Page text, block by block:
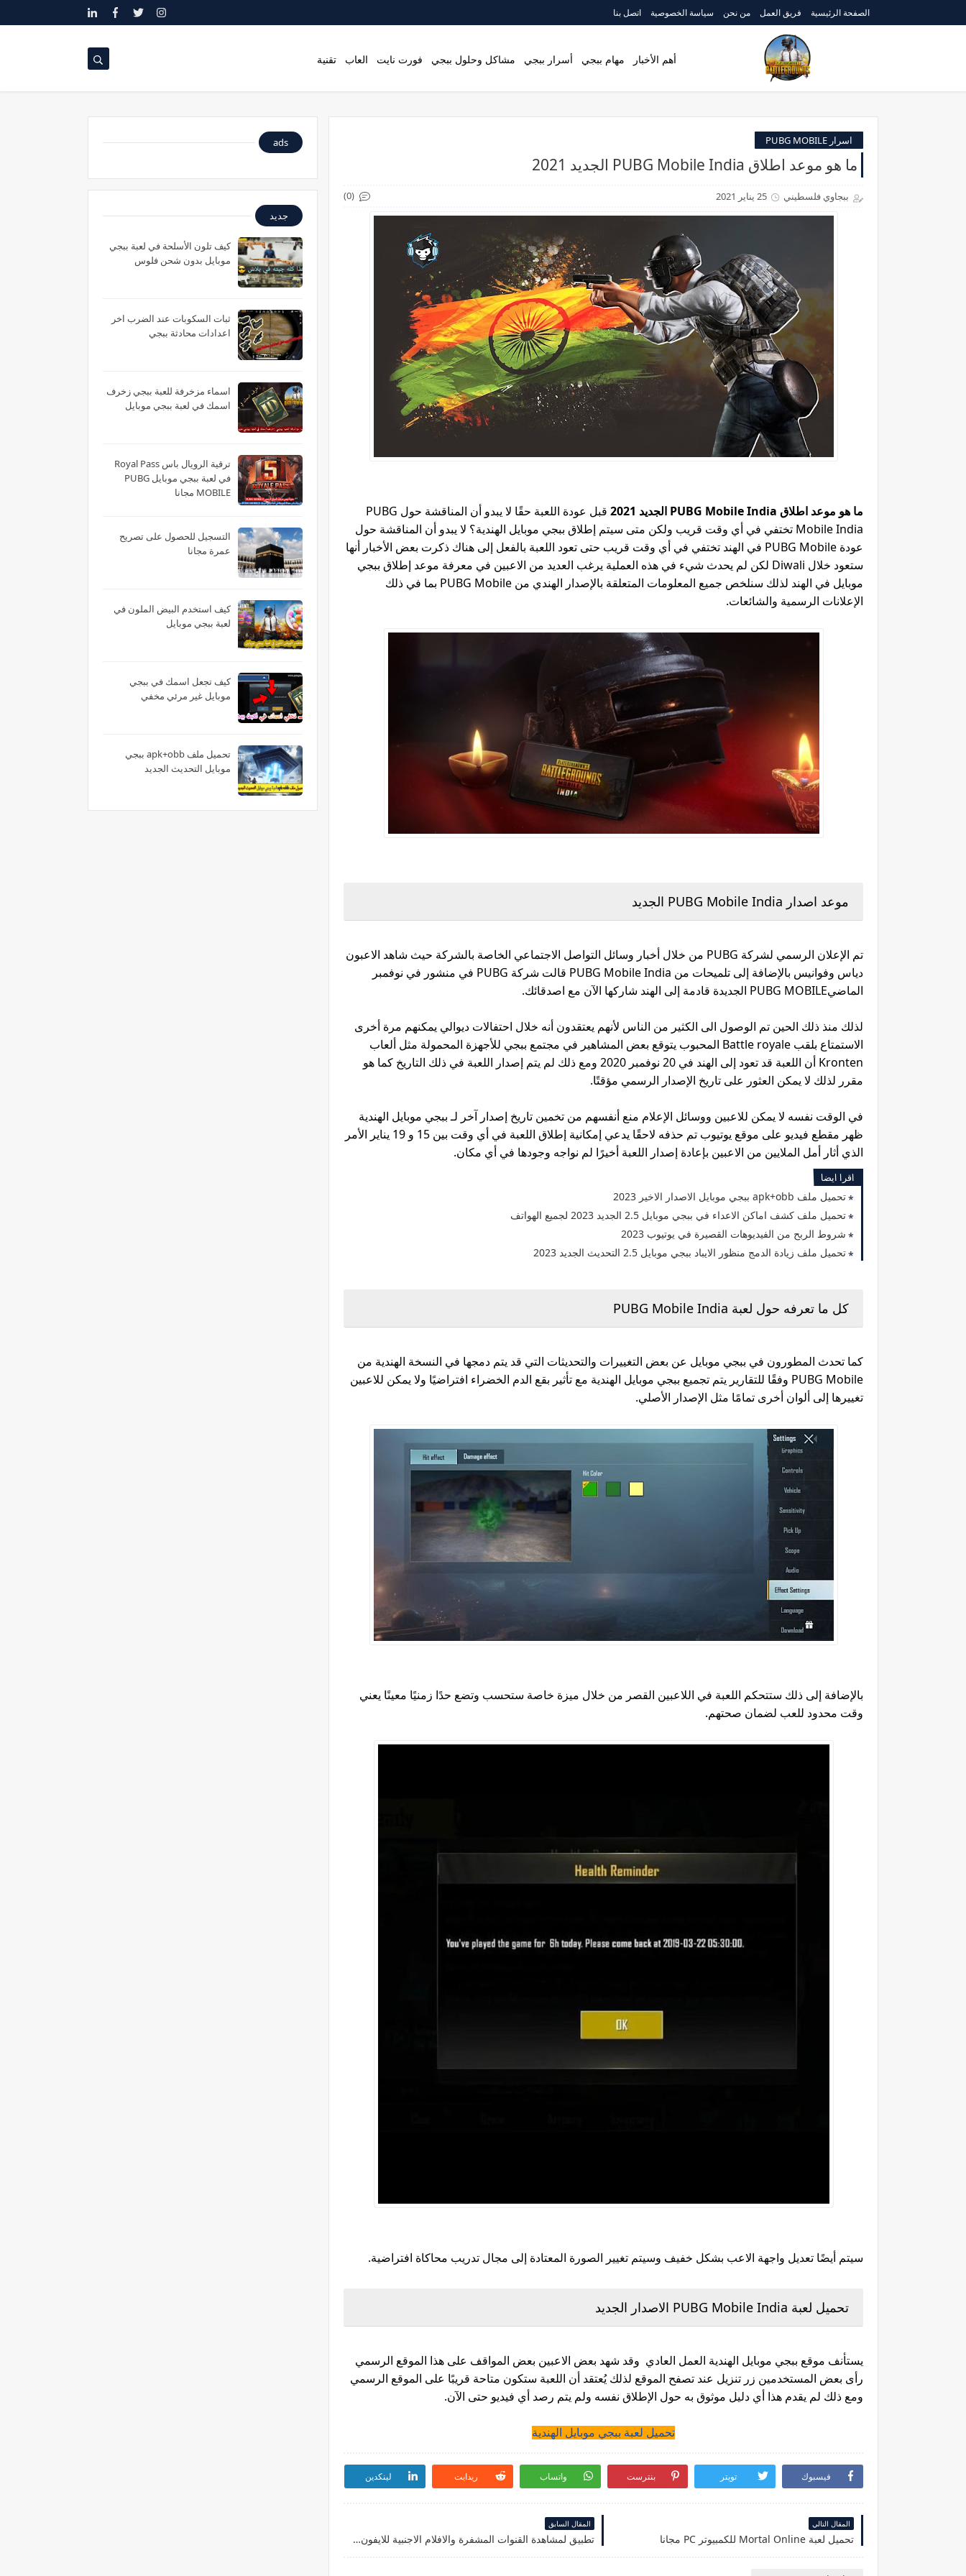
الصفحة الرئيسية فريق العمل من نحن سياسة الخصوصية اتصل بنا
أهم الأخبار مهام ببجي أسرار ببجي مشاكل وحلول ببجي فورت نايت العاب تقنية
اسرار PUBG MOBILE
ما هو موعد اطلاق PUBG Mobile India الجديد 2021
ببجاوي فلسطيني 25 يناير 2021 (0)
ما هو موعد اطلاق PUBG Mobile India الجديد 2021
قبل عودة اللعبة حقًا لا يبدو أن المناقشة حول PUBG
Mobile India تختفي في أي وقت قريب ولكن متى سيتم إطلاق ببجي موبايل الهندية؟ لا يبدو أن المناقشة حول
عودة PUBG Mobile في الهند تختفي في أي وقت قريب حتى تعود اللعبة بالفعل إلى هناك ذكرت بعض الأخبار أنها
ستعود خلال Diwali لكن لم يحدث شيء في هذه العملية يرغب العديد من الاعبين في معرفة موعد إطلاق ببجي
موبايل في الهند لذلك سنلخص جميع المعلومات المتعلقة بالإصدار الهندي من PUBG Mobile بما في ذلك
الإعلانات الرسمية والشائعات.
موعد اصدار PUBG Mobile India الجديد
تم الإعلان الرسمي لشركة PUBG من خلال أخبار وسائل التواصل الاجتماعي الخاصة بالشركة حيث شاهد الاعبون
دياس وفوانيس بالإضافة إلى تلميحات من PUBG Mobile India قالت شركة PUBG في منشور في نوفمبر
الماضيPUBG MOBILE الجديدة قادمة إلى الهند شاركها الآن مع اصدقائك.
لذلك منذ ذلك الحين تم الوصول الى الكثير من الناس لأنهم يعتقدون أنه خلال احتفالات ديوالي يمكنهم مرة أخرى
الاستمتاع بلقب Battle royale المحبوب يتوقع بعض المشاهير في مجتمع ببجي للأجهزة المحمولة مثل ألعاب
Kronten أن اللعبة قد تعود إلى الهند في 20 نوفمبر 2020 ومع ذلك لم يتم إصدار اللعبة في ذلك التاريخ كما هو
مقرر لذلك لا يمكن العثور على تاريخ الإصدار الرسمي مؤقتًا.
في الوقت نفسه لا يمكن للاعبين ووسائل الإعلام منع أنفسهم من تخمين تاريخ إصدار آخر لـ ببجي موبايل الهندية
ظهر مقطع فيديو على موقع يوتيوب تم حذفه لاحقًا يدعي إمكانية إطلاق اللعبة في أي وقت بين 15 و 19 يناير الأمر
الذي أثار أمل الملايين من الاعبين بإعادة إصدار اللعبة أخيرًا لم نواجه وجودها في أي مكان.
اقرا ايضا
تحميل ملف apk+obb ببجي موبايل الاصدار الاخير 2023
تحميل ملف كشف اماكن الاعداء في ببجي موبايل 2.5 الجديد 2023 لجميع الهواتف
شروط الربح من الفيديوهات القصيرة في يوتيوب 2023
تحميل ملف زيادة الدمج منظور الايباد ببجي موبايل 2.5 التحديث الجديد 2023
كل ما تعرفه حول لعبة PUBG Mobile India
كما تحدث المطورون في ببجي موبايل عن بعض التغييرات والتحديثات التي قد يتم دمجها في النسخة الهندية من
PUBG Mobile وفقًا للتقارير يتم تجميع ببجي موبايل الهندية مع تأثير بقع الدم الخضراء افتراضيًا ولا يمكن للاعبين
تغييرها إلى ألوان أخرى تمامًا مثل الإصدار الأصلي.
بالإضافة إلى ذلك ستتحكم اللعبة في اللاعبين القصر من خلال ميزة خاصة ستحسب وتضع حدًا زمنيًا معينًا يعني
وقت محدود للعب لضمان صحتهم.
سيتم أيضًا تعديل واجهة الاعب بشكل خفيف وسيتم تغيير الصورة المعتادة إلى مجال تدريب محاكاة افتراضية.
تحميل لعبة PUBG Mobile India الاصدار الجديد
يستأنف موقع ببجي موبايل الهندية العمل العادي وقد شهد بعض الاعبين بعض المواقف على هذا الموقع الرسمي
رأى بعض المستخدمين زر تنزيل عند تصفح الموقع لذلك يُعتقد أن اللعبة ستكون متاحة قريبًا على الموقع الرسمي
ومع ذلك لم يقدم هذا أي دليل موثوق به حول الإطلاق نفسه ولم يتم رصد أي فيديو حتى الآن.
تحميل لعبة ببجي موبايل الهندية
فيسبوك تويتر بنترست واتساب ريدايت لينكدين
المقال التالي
تحميل لعبة Mortal Online للكمبيوتر PC مجانا
المقال السابق
تطبيق لمشاهدة القنوات المشفرة والافلام الاجنبية للايفون 2021
ads
جديد
كيف تلون الأسلحة في لعبة ببجي
موبايل بدون شحن فلوس
ثبات السكوبات عند الضرب اخر
اعدادات محادثة ببجي
اسماء مزخرفة للعبة ببجي زخرف
اسمك في لعبة ببجي موبايل
ترقية الرويال باس Royal Pass
في لعبة ببجي موبايل PUBG
MOBILE مجانا
التسجيل للحصول على تصريح
عمرة مجانا
كيف استخدم البيض الملون في
لعبة ببجي موبايل
كيف تجعل اسمك في ببجي
موبايل غير مرئي مخفي
تحميل ملف apk+obb ببجي
موبايل التحديث الجديد